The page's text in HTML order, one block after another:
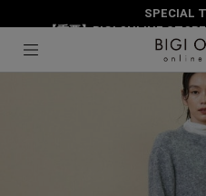
SPECIAL
【重要】BIGI ONLINE
アウター ウール